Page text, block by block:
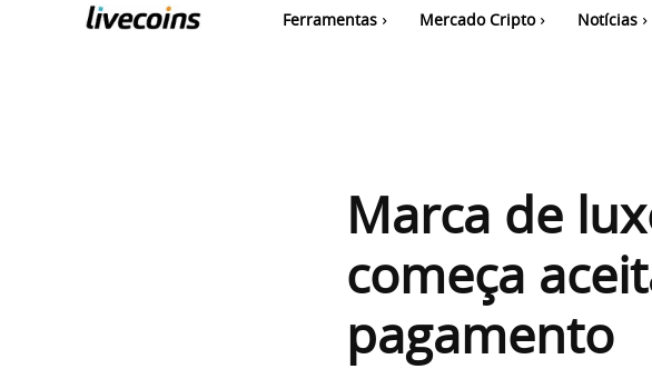
Ferramentas Mercado Cripto Notícias
Marca de
começa
pagamento